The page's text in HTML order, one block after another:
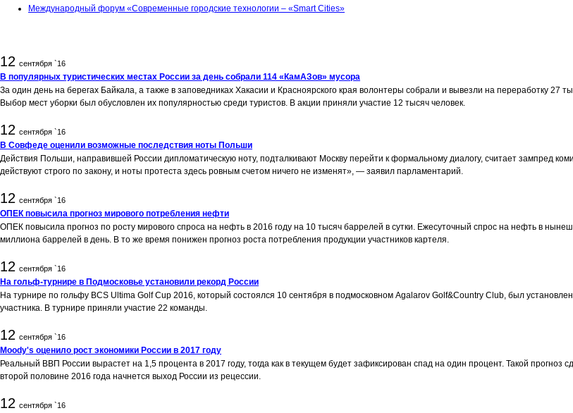
Международный форум «Современные городские технологии – «Smart Cities»
12 сентября `16
В популярных туристических местах России за день собрали 114 «КамАЗов» мусора
За один день на берегах Байкала, а также в заповедниках Хакасии и Красноярского края волонтеры собрали и вывезли на переработку
Выбор мест уборки был обусловлен их популярностью среди туристов. В акции приняли участие 12 тысяч человек.
12 сентября `16
В Совфеде оценили возможные последствия ноты Польши
Действия Польши, направившей России дипломатическую ноту, подталкивают Москву перейти к формальному диалогу, считает зампред
действуют строго по закону, и ноты протеста здесь ровным счетом ничего не изменят», — заявил парламентарий.
12 сентября `16
ОПЕК повысила прогноз мирового потребления нефти
ОПЕК повысила прогноз по росту мирового спроса на нефть в 2016 году на 10 тысяч баррелей в сутки. Ежесуточный спрос на нефть в
миллиона баррелей в день. В то же время понижен прогноз роста потребления продукции участников картеля.
12 сентября `16
На гольф-турнире в Подмосковье установили рекорд России
На турнире по гольфу BCS Ultima Golf Сup 2016, который состоялся 10 сентября в подмосковном Agalarov Golf&Country Club, был
участника. В турнире приняли участие 22 команды.
12 сентября `16
Moody's оценило рост экономики России в 2017 году
Реальный ВВП России вырастет на 1,5 процента в 2017 году, тогда как в текущем будет зафиксирован спад на один процент. Такой прогноз
второй половине 2016 года начнется выход России из рецессии.
12 сентября `16